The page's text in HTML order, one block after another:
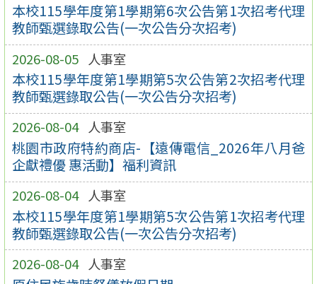
本校115學年度第1學期第6次公告第1次招考代理
教師甄選錄取公告(一次公告分次招考)
2026-08-05 人事室
本校115學年度第1學期第5次公告第2次招考代理
教師甄選錄取公告(一次公告分次招考)
2026-08-04 人事室
桃園市政府特約商店-【遠傳電信_2026年八月爸
企獻禮優 惠活動】福利資訊
2026-08-04 人事室
本校115學年度第1學期第5次公告第1次招考代理
教師甄選錄取公告(一次公告分次招考)
2026-08-04 人事室